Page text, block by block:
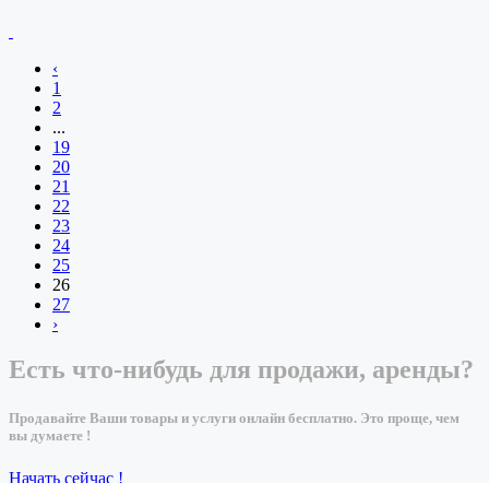
‹
1
2
...
19
20
21
22
23
24
25
26
27
›
Есть что-нибудь для продажи, аренды?
Продавайте Ваши товары и услуги онлайн бесплатно. Это проще, чем
вы думаете !
Начать сейчас !